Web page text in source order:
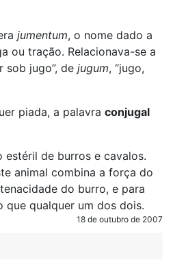
jumentum, o nome dado a
ou tração. Relacionava-se a
sob jugo”, de jugum, “jugo,
piada, a palavra conjugal
estéril de burros e cavalos.
animal combina a força do
do burro, e para
que qualquer um dos dois.
18 de outubro de 2007